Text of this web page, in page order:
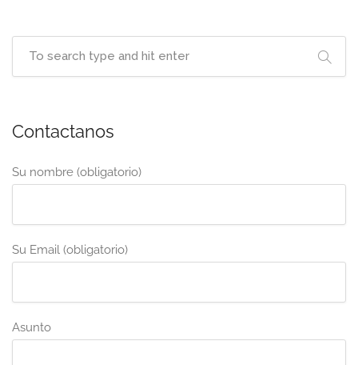
de
entradas
Contactanos
Su nombre (obligatorio)
Su Email (obligatorio)
Asunto